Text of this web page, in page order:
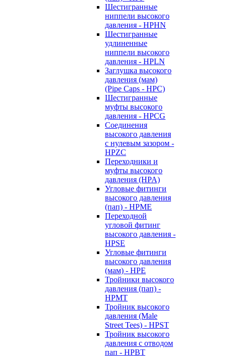
Шестигранные
ниппели высокого
давления - HPHN
Шестигранные
удлиненные
ниппели высокого
давления - HPLN
Заглушка высокого
давления (мам)
(Pipe Caps - HPC)
Шестигранные
муфты высокого
давления - HPCG
Соединения
высокого давления
с нулевым зазором -
HPZC
Переходники и
муфты высокого
давления (HPA)
Угловые фитинги
высокого давления
(пап) - HPME
Переходной
угловой фитинг
высокого давления -
HPSE
Угловые фитинги
высокого давления
(мам) - HPE
Тройники высокого
давления (пап) -
HPMT
Тройник высокого
давления (Male
Street Tees) - HPST
Тройник высокого
давления с отводом
пап - HPBT